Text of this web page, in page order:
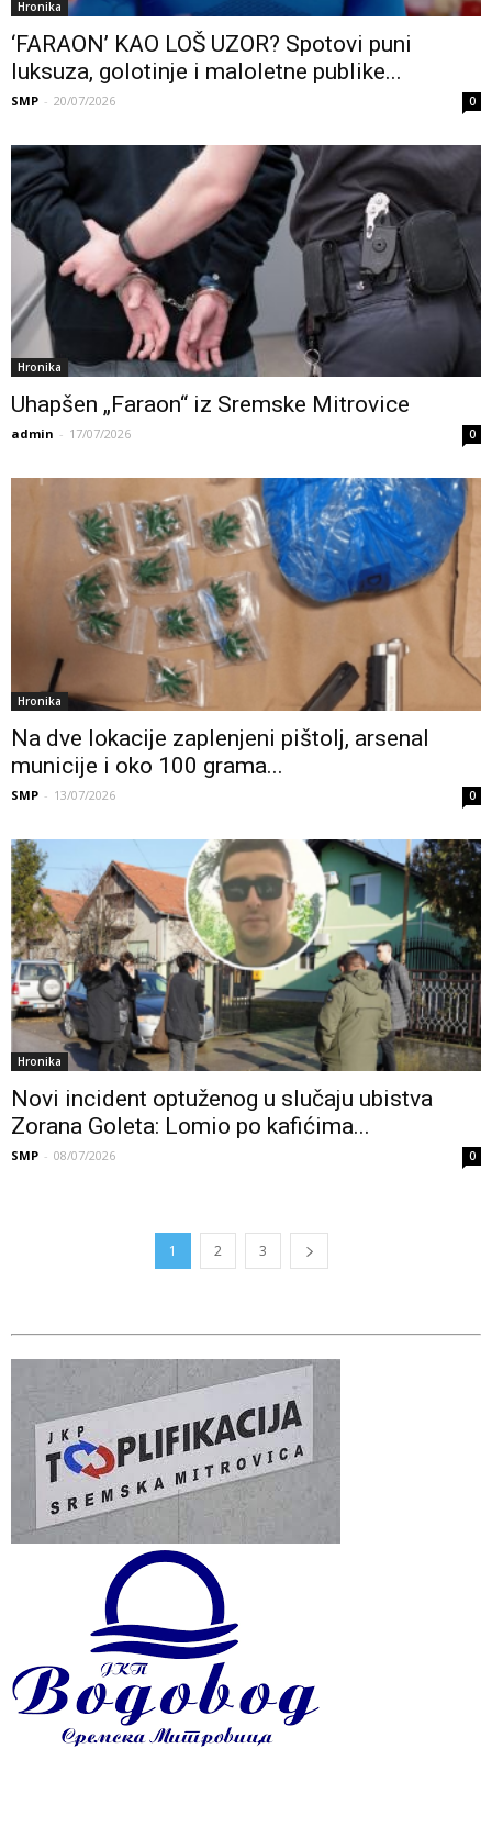
Hronika
‘FARAON’ KAO LOŠ UZOR? Spotovi puni
luksuza, golotinje i maloletne publike...
SMP - 20/07/2026 0
Hronika
Uhapšen „Faraon“ iz Sremske Mitrovice
admin - 17/07/2026 0
Hronika
Na dve lokacije zaplenjeni pištolj, arsenal
municije i oko 100 grama...
SMP - 13/07/2026 0
Hronika
Novi incident optuženog u slučaju ubistva
Zorana Goleta: Lomio po kafićima...
SMP - 08/07/2026 0
1 2 3